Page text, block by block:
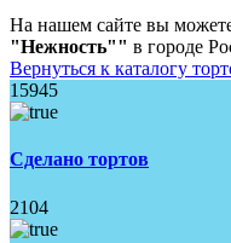
На нашем сайте вы
"Нежность"" в городе
Вернуться к каталогу
15945
Сделано тортов
2104